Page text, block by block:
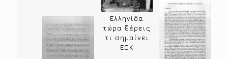
Ελληνίδα
τώρα ξέρεις
τι σημαίνει
ΕΟΚ